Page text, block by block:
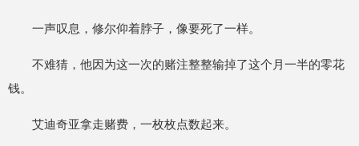
一声叹息，修尔仰着脖子，像要死了一样。
不难猜，他因为这一次的赌注整整输掉了这个月一半的零花
钱。
艾迪奇亚拿走赌费，一枚枚点数起来。